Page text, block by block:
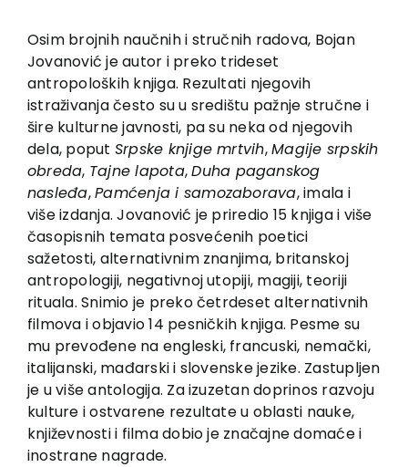
O nama
Knjige
U pripremi
Akcija
Autori
Vesti
EU PROJEKTI
Kontakt
Osim brojnih naučnih i stručnih radova, Bojan
Jovanović je autor i preko trideset
antropoloških knjiga. Rezultati njegovih
istraživanja često su u središtu pažnje stručne i
šire kulturne javnosti, pa su neka od njegovih
dela, poput Srpske knjige mrtvih,Magije srpskih
obreda, Tajne lapota,Duha paganskog
nasleđa,Pamćenja i samozaborava, imala i
više izdanja. Jovanović je priredio 15 knjiga i više
časopisnih temata posvećenih poetici
sažetosti, alternativnim znanjima, britanskoj
antropologiji, negativnoj utopiji, magiji, teoriji
rituala. Snimio je preko četrdeset alternativnih
filmova i objavio 14 pesničkih knjiga. Pesme su
mu prevođene na engleski, francuski, nemački,
italijanski, mađarski i slovenske jezike. Zastupljen
je u više antologija. Za izuzetan doprinos razvoju
kulture i ostvarene rezultate u oblasti nauke,
književnosti i filma dobio je značajne domaće i
inostrane nagrade.